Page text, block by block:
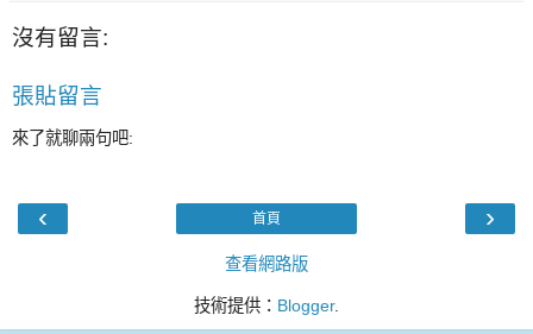
沒有留言:
張貼留言
來了就聊兩句吧:
‹ ›
首頁
查看網路版
技術提供： Blogger.